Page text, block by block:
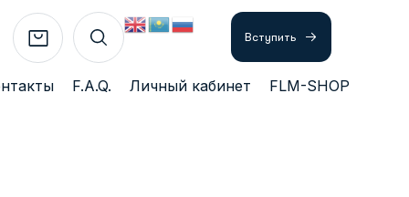
Вступить
F.A.Q. Личный кабинет FLM-SHOP